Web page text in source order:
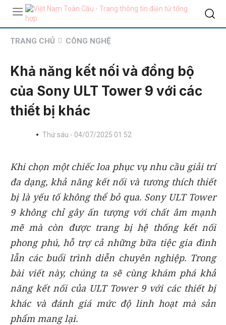
TRANG CHỦ CÔNG NGHỆ
Khả năng kết nối và đồng bộ
của Sony ULT Tower 9 với các
thiết bị khác
Thứ sáu - 04/07/2025 01:52
Khi chọn một chiếc loa phục vụ nhu cầu giải trí
đa dạng, khả năng kết nối và tương thích thiết
bị là yếu tố không thể bỏ qua. Sony ULT Tower
9 không chỉ gây ấn tượng với chất âm mạnh
mẽ mà còn được trang bị hệ thống kết nối
phong phú, hỗ trợ cả những bữa tiệc gia đình
lẫn các buổi trình diễn chuyên nghiệp. Trong
bài viết này, chúng ta sẽ cùng khám phá khả
năng kết nối của ULT Tower 9 với các thiết bị
khác và đánh giá mức độ linh hoạt mà sản
phẩm mang lại.